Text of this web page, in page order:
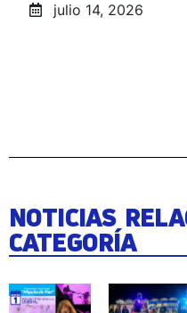
julio 14, 2026
NOTICIAS
CATEGORÍA